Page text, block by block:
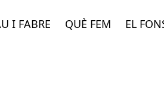
I FABRE QUÈ FEM EL